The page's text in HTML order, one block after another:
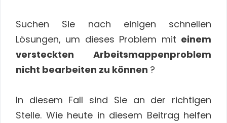
Suchen Sie nach einigen schnellen
Lösungen, um dieses Problem mit einem
versteckten Arbeitsmappenproblem
nicht bearbeiten zu können ?
In diesem Fall sind Sie an der richtigen
Stelle. Wie heute in diesem Beitrag helfen